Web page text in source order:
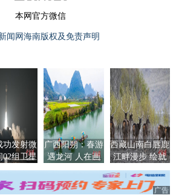
本网官方微信
闻网海南版权及免责声明
功发射微
02组卫星
广西阳朔：春游
遇龙河 人在画
中游
西藏山南白唇鹿
江畔漫步 绘就
和谐生态图
广告